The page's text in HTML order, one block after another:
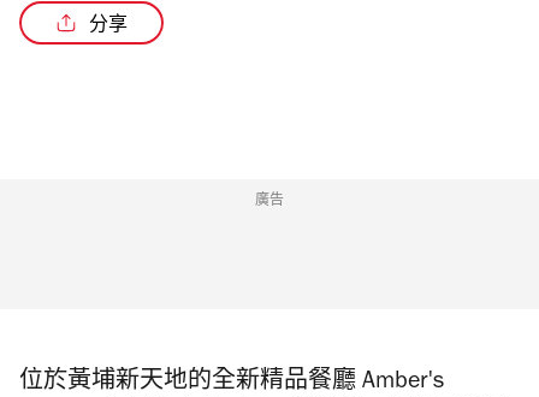
分享
廣告
位於黃埔新天地的全新精品餐廳 Amber's